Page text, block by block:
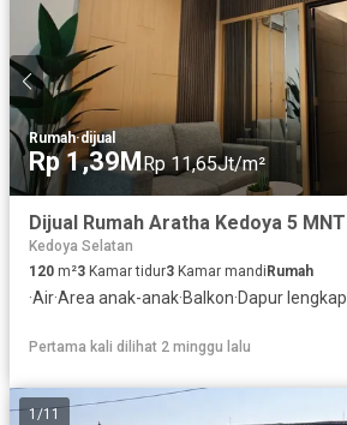
Rumah·dijual
Rp 1,39MRp 11,65Jt/m²
Kedoya Selatan
120 m²3 Kamar tidur3 Kamar mandi Rumah
·Air·Area anak-anak·Balkon·Dapur lengkap
Pertama kali dilihat 2 minggu lalu
1 /11